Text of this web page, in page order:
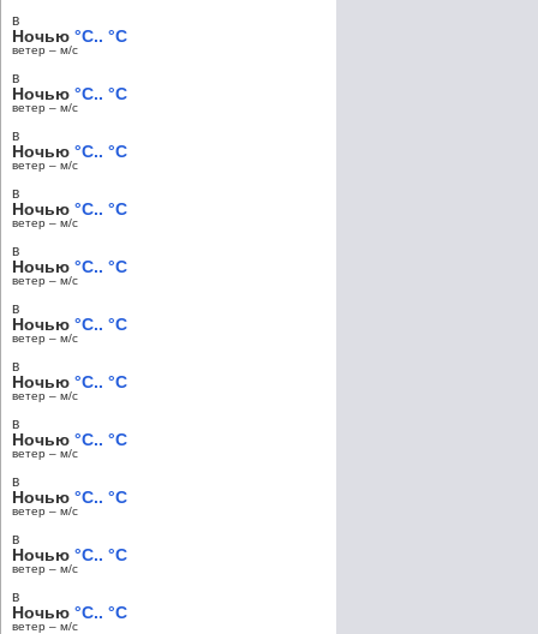
в
Ночью °C.. °C
ветер – м/c
в
Ночью °C.. °C
ветер – м/c
в
Ночью °C.. °C
ветер – м/c
в
Ночью °C.. °C
ветер – м/c
в
Ночью °C.. °C
ветер – м/c
в
Ночью °C.. °C
ветер – м/c
в
Ночью °C.. °C
ветер – м/c
в
Ночью °C.. °C
ветер – м/c
в
Ночью °C.. °C
ветер – м/c
в
Ночью °C.. °C
ветер – м/c
в
Ночью °C.. °C
ветер – м/c